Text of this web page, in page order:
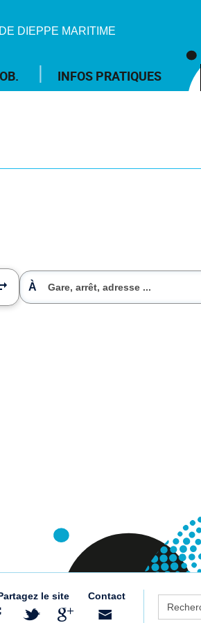
DIEPPE MARITIME
INFOS PRATIQUES
À
le site Contact